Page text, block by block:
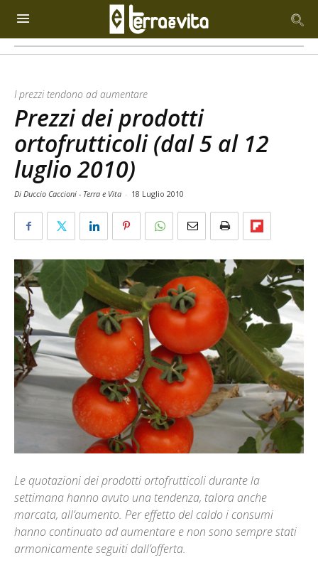
I prezzi tendono ad aumentare
Prezzi dei prodotti
ortofrutticoli (dal 5 al 12
luglio 2010)
Di Duccio Caccioni - Terra e Vita - 18 Luglio 2010
Le quotazioni dei prodotti ortofrutticoli durante la
settimana hanno avuto una tendenza, talora anche
marcata, all’aumento. Per effetto del caldo i consumi
hanno continuato ad aumentare e non sono sempre stati
armonicamente seguiti dall’offerta.